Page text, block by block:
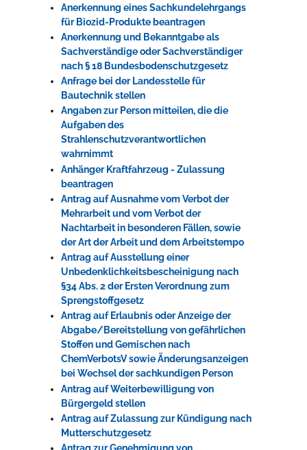
Anerkennung eines Sachkundelehrgangs
für Biozid-Produkte beantragen
Anerkennung und Bekanntgabe als
Sachverständige oder Sachverständiger
nach § 18 Bundesbodenschutzgesetz
Anfrage bei der Landesstelle für
Bautechnik stellen
Angaben zur Person mitteilen, die die
Aufgaben des
Strahlenschutzverantwortlichen
wahrnimmt
Anhänger Kraftfahrzeug - Zulassung
beantragen
Antrag auf Ausnahme vom Verbot der
Mehrarbeit und vom Verbot der
Nachtarbeit in besonderen Fällen, sowie
der Art der Arbeit und dem Arbeitstempo
Antrag auf Ausstellung einer
Unbedenklichkeitsbescheinigung nach
§34 Abs. 2 der Ersten Verordnung zum
Sprengstoffgesetz
Antrag auf Erlaubnis oder Anzeige der
Abgabe/Bereitstellung von gefährlichen
Stoffen und Gemischen nach
ChemVerbotsV sowie Änderungsanzeigen
bei Wechsel der sachkundigen Person
Antrag auf Weiterbewilligung von
Bürgergeld stellen
Antrag auf Zulassung zur Kündigung nach
Mutterschutzgesetz